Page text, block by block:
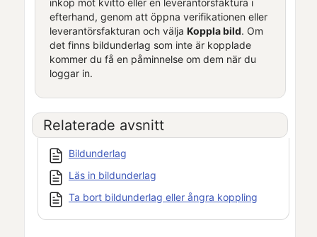
inköp mot kvitto eller en leverantörsfaktura i
efterhand, genom att öppna verifikationen eller
leverantörsfakturan och välja Koppla bild. Om
det finns bildunderlag som inte är kopplade
kommer du få en påminnelse om dem när du
loggar in.
Relaterade avsnitt
Bildunderlag
Läs in bildunderlag
Ta bort bildunderlag eller ångra koppling